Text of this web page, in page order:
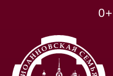
0+